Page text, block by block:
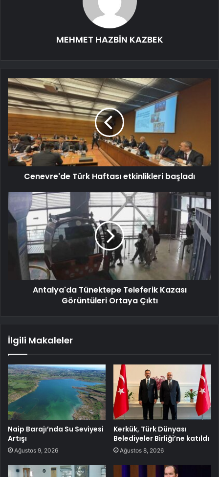
MEHMET HAZBİN KAZBEK
Cenevre'de Türk Haftası etkinlikleri başladı
Antalya'da Tünektepe Teleferik Kazası
Görüntüleri Ortaya Çıktı
İlgili Makaleler
Naip Barajı’nda Su Seviyesi
Artışı
Ağustos 9, 2026
Kerkük, Türk Dünyası
Belediyeler Birliği’ne katıldı
Ağustos 8, 2026